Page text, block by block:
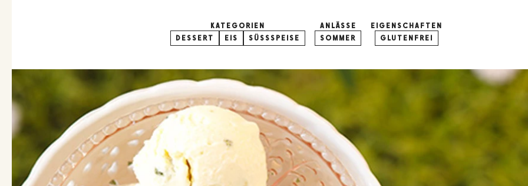
KATEGORIEN
DESSERT
EIS SÜSSSPEISE
ANLÄSSE
SOMMER
EIGENSCHAFTEN
GLUTENFREI